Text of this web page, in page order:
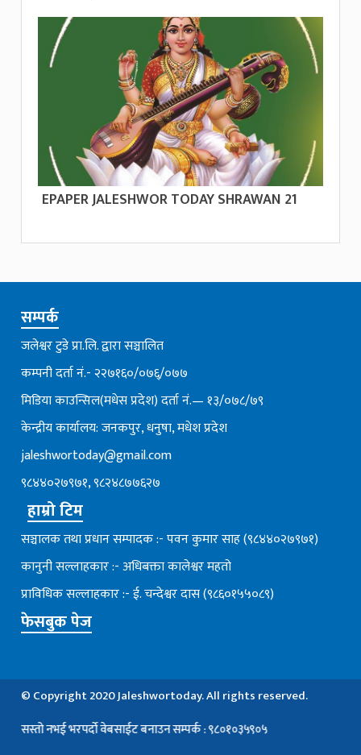
EPAPER JALESHWOR TODAY SHRAWAN 21
सम्पर्क
जलेश्वर टुडे प्रा.लि. द्वारा सञ्चालित
कम्पनी दर्ता नं.- २२७१६०/०७६्/०७७
मिडिया काउन्सिल(मधेस प्रदेश) दर्ता नं.— १३/०७८/७९
केन्द्रीय कार्यालय: जनकपुर, धनुषा, मधेश प्रदेश
jaleshwortoday@gmail.com
९८४४०२७९७१, ९८२४८७७६२७
हाम्रो टिम
सञ्चालक तथा प्रधान सम्पादक :- पवन कुमार साह (९८४४०२७९७१)
कानुनी सल्लाहकार :- अधिबक्ता कालेश्वर महतो
प्राविधिक सल्लाहकार :- ई. चन्देश्वर दास (९८६०१५५०८९)
फेसबुक पेज
© Copyright 2020 Jaleshwortoday. All rights reserved.
नभई भरपर्दाे वेबसाईट बनाउन सम्पर्क : ९८०१०३५९०५